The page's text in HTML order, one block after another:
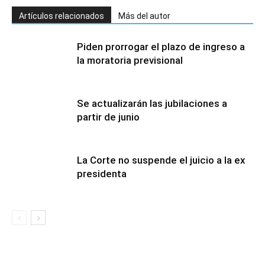
Artículos relacionados Más del autor
Piden prorrogar el plazo de ingreso a
la moratoria previsional
Se actualizarán las jubilaciones a
partir de junio
La Corte no suspende el juicio a la ex
presidenta